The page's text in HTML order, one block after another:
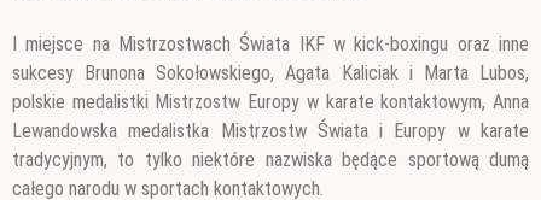
I miejsce na Mistrzostwach Świata IKF w kick-boxingu oraz inne
sukcesy Brunona Sokołowskiego, Agata Kaliciak i Marta Lubos,
polskie medalistki Mistrzostw Europy w karate kontaktowym, Anna
Lewandowska medalistka Mistrzostw Świata i Europy w karate
tradycyjnym, to tylko niektóre nazwiska będące sportową dumą
całego narodu w sportach kontaktowych.